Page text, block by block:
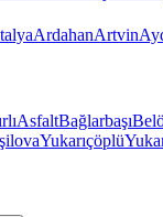
ArdahanArtvin
AsfaltBağlarbaşı
Yukarıçöplü